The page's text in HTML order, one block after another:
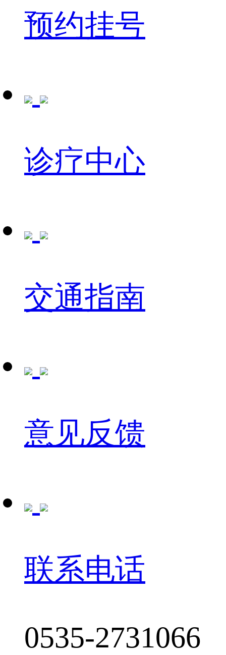
预约挂号
诊疗中心
交通指南
意见反馈
联系电话
0535-2731066